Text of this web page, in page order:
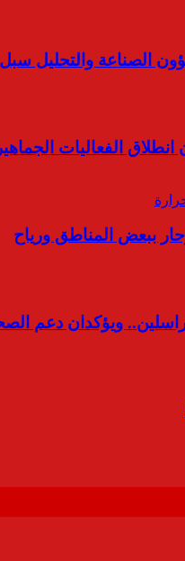
الصناعة والتحليل
الفعاليات
ويؤكدان دعم